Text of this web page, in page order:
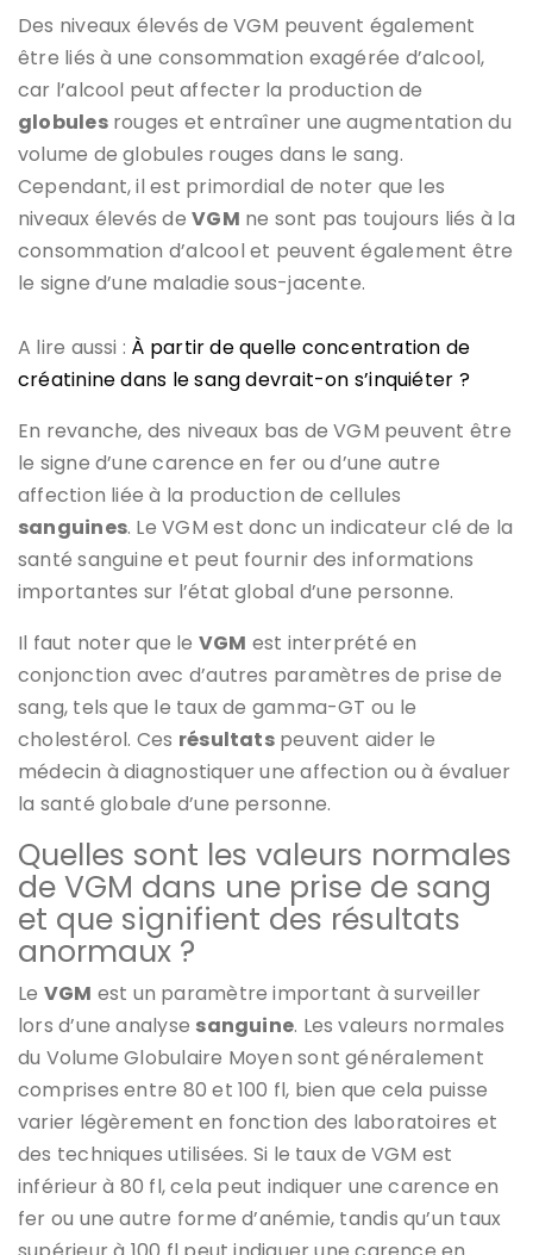
Des niveaux élevés de VGM peuvent également
être liés à une consommation exagérée d’alcool,
car l’alcool peut affecter la production de
globulesrouges et entraîner une augmentation du
volume de globules rouges dans le sang.
Cependant, il est primordial de noter que les
niveaux élevés deVGM ne sont pas toujours liés à la
consommation d’alcool et peuvent également être
le signe d’une maladie sous-jacente.
A lire aussi : À partir de quelle concentration de
créatinine dans le sang devrait-on s’inquiéter ?
En revanche, des niveaux bas de VGM peuvent être
le signe d’une carence en fer ou d’une autre
affection liée à la production de cellules
sanguines. Le VGM est donc un indicateur clé de la
santé sanguine et peut fournir des informations
importantes sur l’état global d’une personne.
Il faut noter que le VGM est interprété en
conjonction avec d’autres paramètres de prise de
sang, tels que le taux de gamma-GT ou le
cholestérol. Ces résultatspeuvent aider le
médecin à diagnostiquer une affection ou à évaluer
la santé globale d’une personne.
Quelles sont les valeurs normales
de VGM dans une prise de sang
et que signifient des résultats
anormaux ?
Le VGM est un paramètre important à surveiller
lors d’une analyse sanguine. Les valeurs normales
du Volume Globulaire Moyen sont généralement
comprises entre 80 et 100 fl, bien que cela puisse
varier légèrement en fonction des laboratoires et
des techniques utilisées. Si le taux de VGM est
inférieur à 80 fl, cela peut indiquer une carence en
fer ou une autre forme d’anémie, tandis qu’un taux